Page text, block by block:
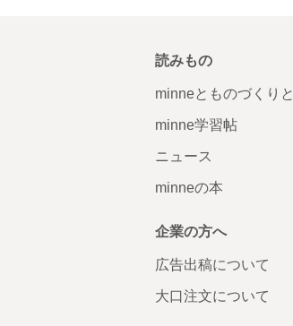
読みもの
minneとものづくりと
minne学習帖
ニュース
minneの本
企業の方へ
広告出稿について
大口注文について